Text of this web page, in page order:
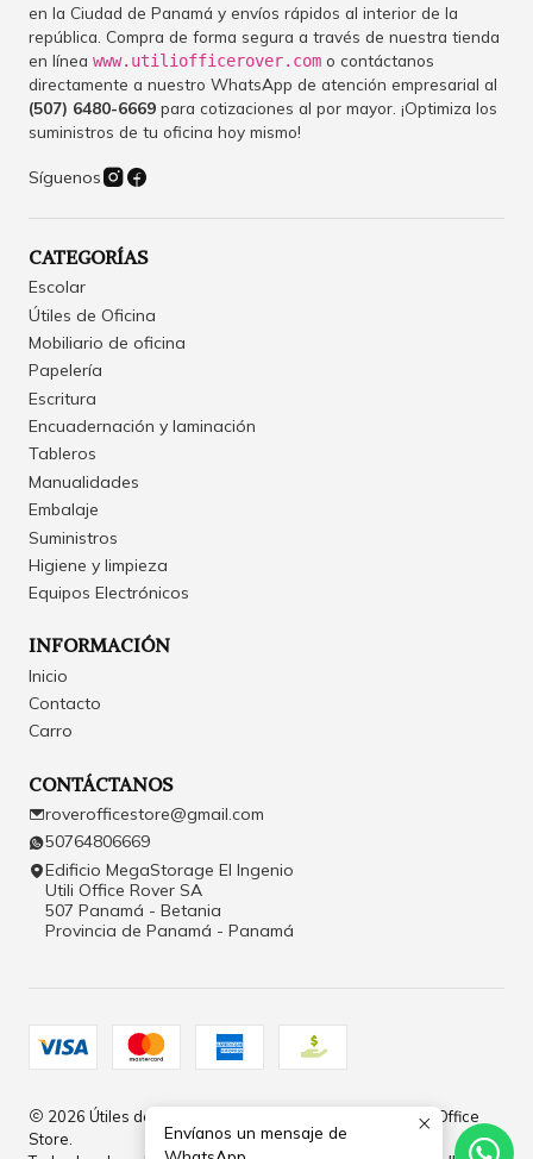
en la Ciudad de Panamá y envíos rápidos al interior de la
república. Compra de forma segura a través de nuestra tienda
en línea www.utiliofficerover.com o contáctanos
directamente a nuestro WhatsApp de atención empresarial al
(507) 6480-6669 para cotizaciones al por mayor. ¡Optimiza los
suministros de tu oficina hoy mismo!
Síguenos
CATEGORÍAS
Escolar
Útiles de Oficina
Mobiliario de oficina
Papelería
Escritura
Encuadernación y laminación
Tableros
Manualidades
Embalaje
Suministros
Higiene y limpieza
Equipos Electrónicos
INFORMACIÓN
Inicio
Contacto
Carro
CONTÁCTANOS
roverofficestore@gmail.com
50764806669
Edificio MegaStorage El Ingenio
Utili Office Rover SA
507 Panamá - Betania
Provincia de Panamá - Panamá
2026 Útiles de Oficina y Papelería en Panamá | Rover Office
Store.
Envíanos un mensaje de